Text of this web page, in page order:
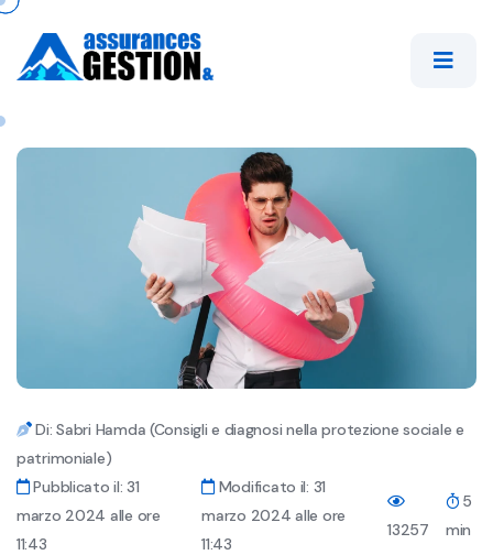
Di: Sabri Hamda (Consigli e diagnosi nella protezione sociale e
patrimoniale)
Pubblicato il: 31
marzo 2024 alle ore
11:43
Modificato il: 31
marzo 2024 alle ore
11:43
13257
5
min